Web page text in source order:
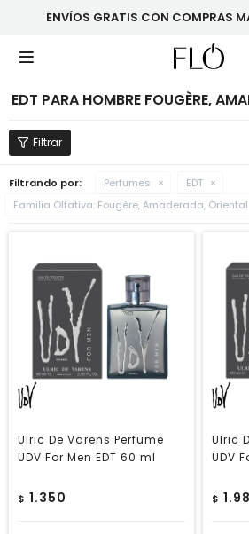
ENVÍOS GRATIS CON COMPRAS

EDT PARA HOMBRE FOUGÈRE,
Filtrando por: Perfumes
EDT
Familia Olfativa: Fougère, Amaderada, Oriental
Ulric De Varens Perfume
UDV For Men EDT 60 ml
$ 1.350
Ulric
UDV
$